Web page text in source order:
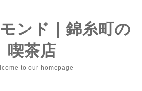
ンド｜錦糸町の
喫茶店
to our homepage